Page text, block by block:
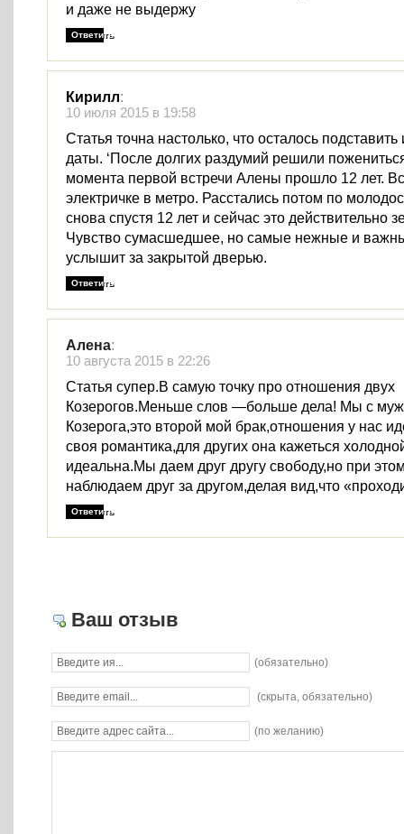
и даже не выдержу
Ответить
Кирилл:
10 июля 2015 в 19:58
Статья точна настолько, что осталось
даты. ‘После долгих раздумий решили
момента первой встречи Алены прошло 12 лет.
электричке в метро. Расстались потом по
снова спустя 12 лет и сейчас это действительно
Чувство сумасшедшее, но самые нежные и
услышит за закрытой дверью.
Ответить
Алена:
10 августа 2015 в 22:26
Статья супер.В самую точку про отношения двух
Козерогов.Меньше слов —больше дела! Мы с
Козерога,это второй мой брак,отношения у нас
своя романтика,для других она кажеться
идеальна.Мы даем друг другу свободу,но при
наблюдаем друг за другом,делая вид,что
Ответить
Ваш отзыв
(обязательно)
(скрыта, обязательно)
(по желанию)